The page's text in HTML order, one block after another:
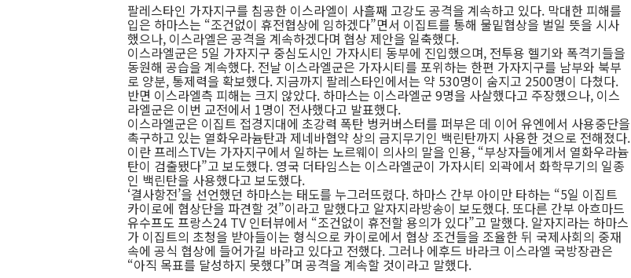
팔레스타인 가자지구를 침공한 이스라엘이 사흘째 고강도 공격을 계속하고 있다. 막대한 피해를
입은 하마스는 “조건없이 휴전협상에 임하겠다”면서 이집트를 통해 물밑협상을 벌일 뜻을 시사
했으나, 이스라엘은 공격을 계속하겠다며 협상 제안을 일축했다.
이스라엘군은 5일 가자지구 중심도시인 가자시티 동부에 진입했으며, 전투용 헬기와 폭격기들을
동원해 공습을 계속했다. 전날 이스라엘군은 가자시티를 포위하는 한편 가자지구를 남부와 북부
로 양분, 통제력을 확보했다. 지금까지 팔레스타인에서는 약 530명이 숨지고 2500명이 다쳤다.
반면 이스라엘측 피해는 크지 않았다. 하마스는 이스라엘군 9명을 사살했다고 주장했으나, 이스
라엘군은 이번 교전에서 1명이 전사했다고 발표했다.
이스라엘군은 이집트 접경지대에 초강력 폭탄 벙커버스터를 퍼부은 데 이어 유엔에서 사용중단을
촉구하고 있는 열화우라늄탄과 제네바협약 상의 금지무기인 백린탄까지 사용한 것으로 전해졌다.
이란 프레스TV는 가자지구에서 일하는 노르웨이 의사의 말을 인용, “부상자들에게서 열화우라늄
탄이 검출됐다”고 보도했다. 영국 더타임스는 이스라엘군이 가자시티 외곽에서 화학무기의 일종
인 백린탄을 사용했다고 보도했다.
‘결사항전’을 선언했던 하마스는 태도를 누그러뜨렸다. 하마스 간부 아이만 타하는 “5일 이집트
카이로에 협상단을 파견할 것”이라고 말했다고 알자지라방송이 보도했다. 또다른 간부 아흐마드
유수프도 프랑스24 TV 인터뷰에서 “조건없이 휴전할 용의가 있다”고 말했다. 알자지라는 하마스
가 이집트의 초청을 받아들이는 형식으로 카이로에서 협상 조건들을 조율한 뒤 국제사회의 중재
속에 공식 협상에 들어가길 바라고 있다고 전했다. 그러나 에후드 바라크 이스라엘 국방장관은
“아직 목표를 달성하지 못했다”며 공격을 계속할 것이라고 말했다.